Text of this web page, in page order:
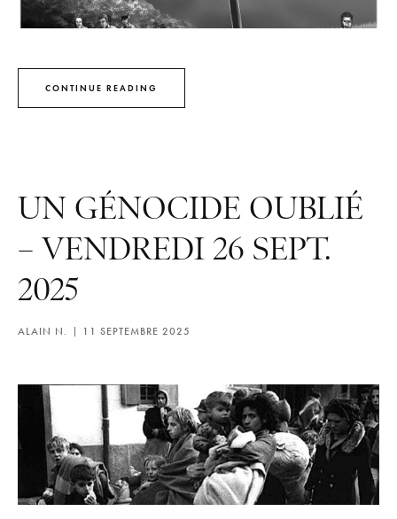
CONTINUE READING
UN GÉNOCIDE OUBLIÉ
– VENDREDI 26 SEPT.
2025
ALAIN N. 11 SEPTEMBRE 2025